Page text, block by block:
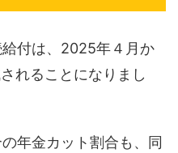
付は、2025年４月か
れることになりまし
年金カット割合も、同